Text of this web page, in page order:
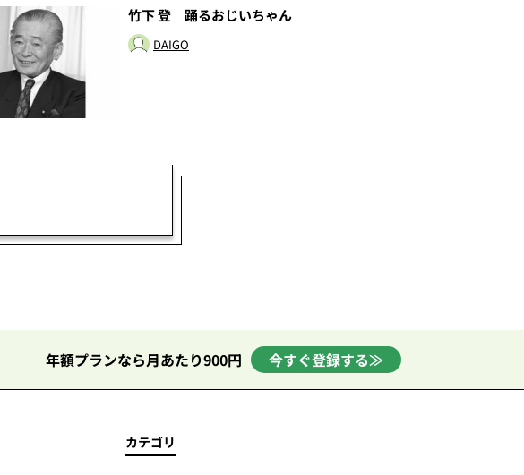
竹下 登 踊るおじいちゃん
DAIGO
年額プランなら月あたり900円 今すぐ登録する≫
カテゴリ